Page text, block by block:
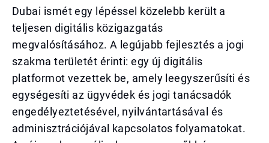
Dubai ismét egy lépéssel közelebb került a
teljesen digitális közigazgatás
megvalósításához. A legújabb fejlesztés a jogi
szakma területét érinti: egy új digitális
platformot vezettek be, amely leegyszerűsíti és
egységesíti az ügyvédek és jogi tanácsadók
engedélyeztetésével, nyilvántartásával és
adminisztrációjával kapcsolatos folyamatokat.